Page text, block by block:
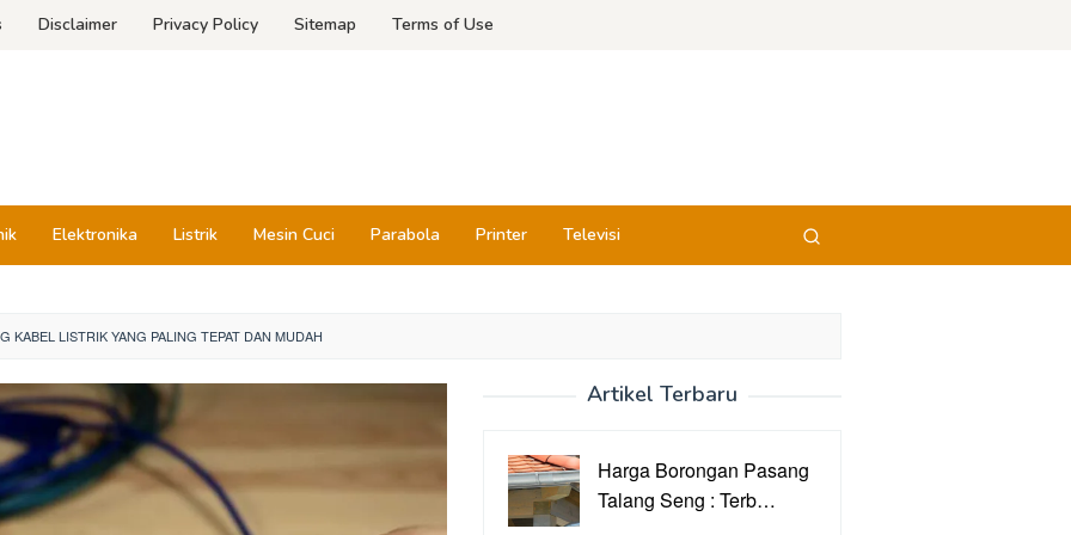
Disclaimer Privacy Policy Sitemap Terms of Use
Elektronika Listrik Mesin Cuci Parabola Printer Televisi
KABEL LISTRIK YANG PALING TEPAT DAN MUDAH
Artikel Terbaru
Harga Borongan Pasang
Talang Seng : Terb…